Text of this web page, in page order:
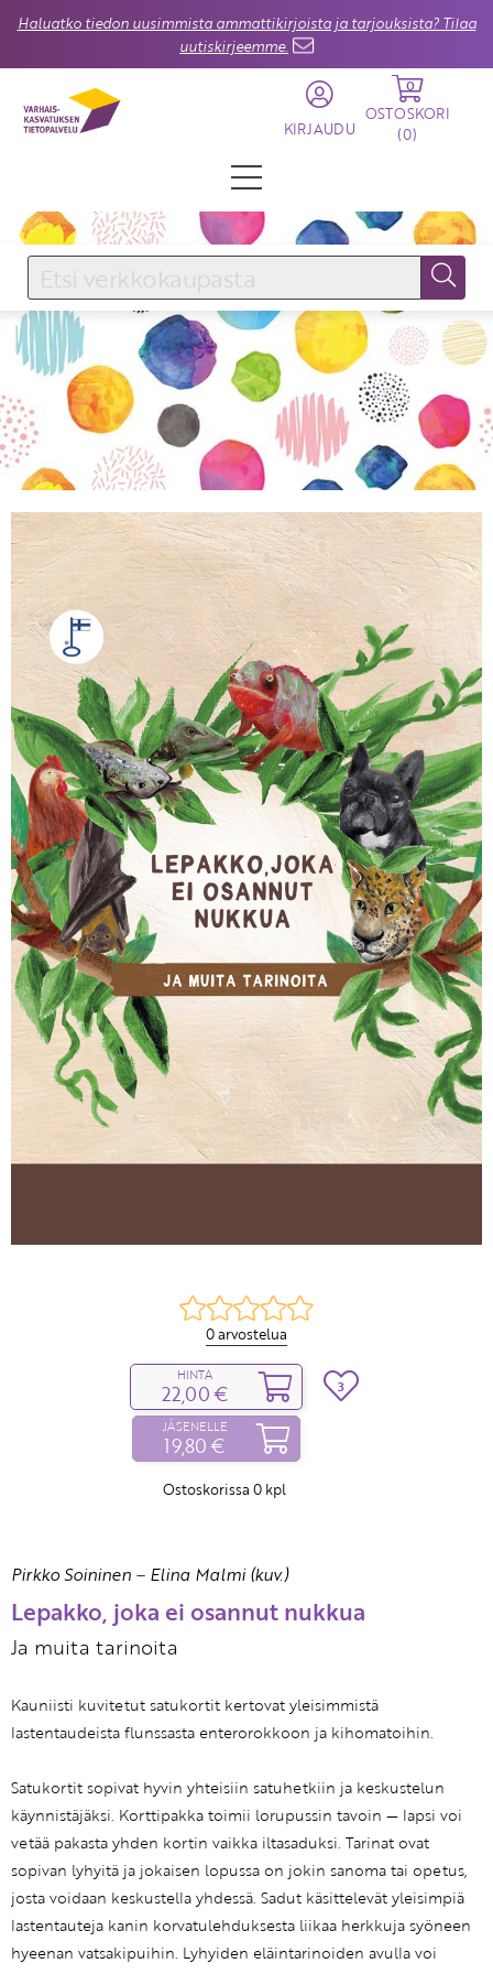
Haluatko tiedon uusimmista ammattikirjoista ja tarjouksista? Tilaa
uutiskirjeemme.
KIRJAUDU
0
OSTOSKORI
(0)
KIRJAUDU SISÄÄN
Käyttäjätunnus
Salasana
Unohtuiko salasana?
KIRJAUDU SISÄÄN
Etkö ole vielä Varhaiskasvatuksen Tietopalvelun
jäsen?
Liity tästä!
0 arvostelua
HINTA
22,00 €
JÄSENELLE
19,80 €
Ostoskorissa 0 kpl
3
Pirkko Soininen – Elina Malmi (kuv.)
Lepakko, joka ei osannut nukkua
Ja muita tarinoita
Kauniisti kuvitetut satukortit kertovat yleisimmistä
lastentaudeista flunssasta enterorokkoon ja kihomatoihin.
Satukortit sopivat hyvin yhteisiin satu­hetkiin ja keskustelun
käynnistäjäksi. Korttipakka toimii lorupussin tavoin — lapsi voi
vetää pakasta yhden kortin vaikka iltasaduksi. Tarinat ovat
sopivan lyhyitä ja jokaisen lopussa on jokin sanoma tai opetus,
josta voidaan keskustella yhdessä. Sadut käsittelevät yleisimpiä
lastentauteja kanin korvatulehduksesta liikaa herkkuja syöneen
hyeenan vatsakipuihin. Lyhyiden eläintarinoiden avulla voi